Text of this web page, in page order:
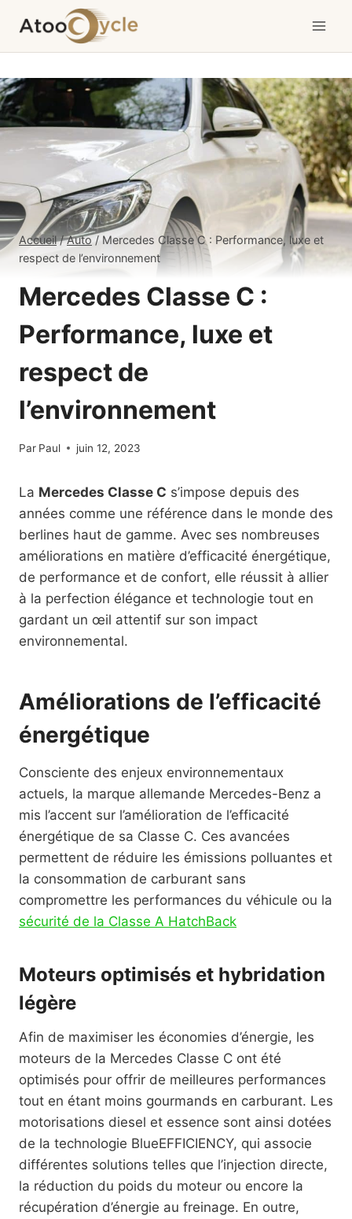
contenu
Accueil / Auto / Mercedes Classe C : Performance, luxe et
respect de l’environnement
Mercedes Classe C :
Performance, luxe et
respect de
l’environnement
Par Paul juin 12, 2023
La Mercedes Classe C s’impose depuis des
années comme une référence dans le monde des
berlines haut de gamme. Avec ses nombreuses
améliorations en matière d’efficacité énergétique,
de performance et de confort, elle réussit à allier
à la perfection élégance et technologie tout en
gardant un œil attentif sur son impact
environnemental.
Améliorations de l’efficacité
énergétique
Consciente des enjeux environnementaux
actuels, la marque allemande Mercedes-Benz a
mis l’accent sur l’amélioration de l’efficacité
énergétique de sa Classe C. Ces avancées
permettent de réduire les émissions polluantes et
la consommation de carburant sans
compromettre les performances du véhicule ou la
sécurité de la Classe A HatchBack
Moteurs optimisés et hybridation
légère
Afin de maximiser les économies d’énergie, les
moteurs de la Mercedes Classe C ont été
optimisés pour offrir de meilleures performances
tout en étant moins gourmands en carburant. Les
motorisations diesel et essence sont ainsi dotées
de la technologie BlueEFFICIENCY, qui associe
différentes solutions telles que l’injection directe,
la réduction du poids du moteur ou encore la
récupération d’énergie au freinage. En outre,